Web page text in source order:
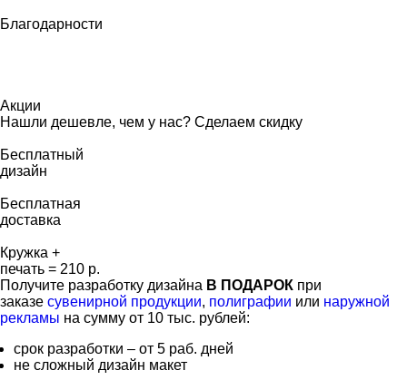
Благодарности
Акции
Нашли дешевле, чем у нас? Сделаем скидку
Бесплатный
дизайн
Бесплатная
доставка
Кружка +
печать = 210 р.
Получите разработку дизайна В ПОДАРОК при
заказе сувенирной продукции, полиграфии или наружной
рекламы на сумму от 10 тыс. рублей:
срок разработки – от 5 раб. дней
не сложный дизайн макет